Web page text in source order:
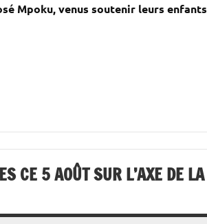
Mpoku, venus soutenir leurs enfants
CE 5 AOÛT SUR L’AXE DE LA